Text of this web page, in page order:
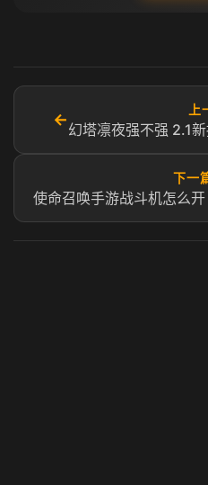
←
幻塔凛夜强不强 2.1
下一
使命召唤手游战斗机怎么